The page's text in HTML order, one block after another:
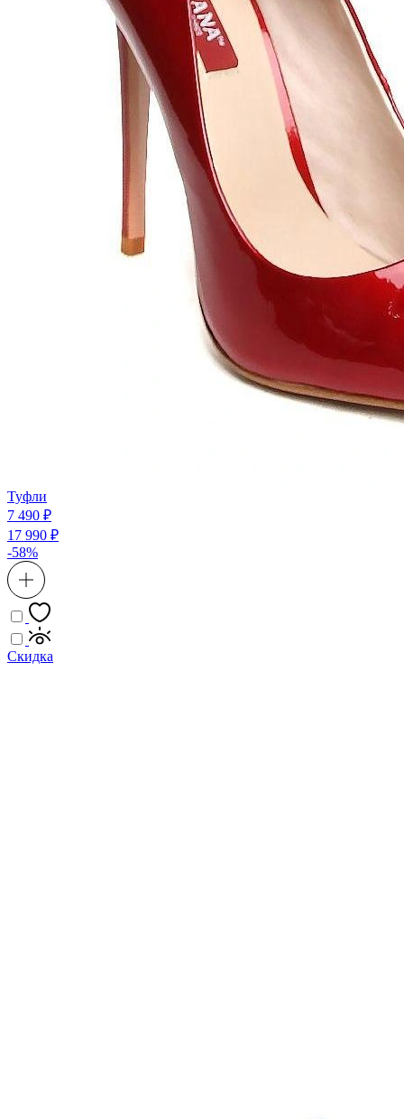
Туфли
7 490 ₽
17 990 ₽
-58%
Скидка